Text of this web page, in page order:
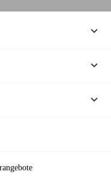


